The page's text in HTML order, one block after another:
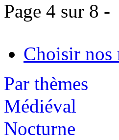
Page 4 sur 8
Choisir nos
Par thèmes
Médiéval
Nocturne